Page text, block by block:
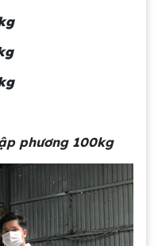
phương 100kg